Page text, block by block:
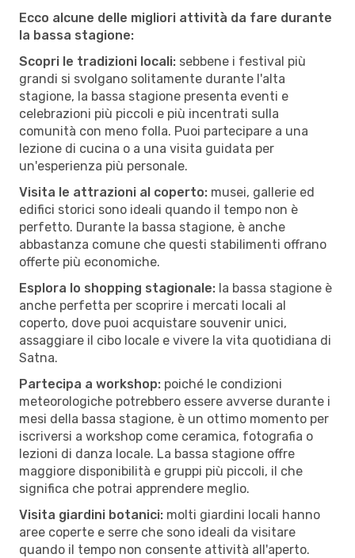
Ecco alcune delle migliori attività da fare durante
la bassa stagione:
Scopri le tradizioni locali: sebbene i festival più
grandi si svolgano solitamente durante l'alta
stagione, la bassa stagione presenta eventi e
celebrazioni più piccoli e più incentrati sulla
comunità con meno folla. Puoi partecipare a una
lezione di cucina o a una visita guidata per
un'esperienza più personale.
Visita le attrazioni al coperto: musei, gallerie ed
edifici storici sono ideali quando il tempo non è
perfetto. Durante la bassa stagione, è anche
abbastanza comune che questi stabilimenti offrano
offerte più economiche.
Esplora lo shopping stagionale: la bassa stagione è
anche perfetta per scoprire i mercati locali al
coperto, dove puoi acquistare souvenir unici,
assaggiare il cibo locale e vivere la vita quotidiana di
Satna.
Partecipa a workshop: poiché le condizioni
meteorologiche potrebbero essere avverse durante i
mesi della bassa stagione, è un ottimo momento per
iscriversi a workshop come ceramica, fotografia o
lezioni di danza locale. La bassa stagione offre
maggiore disponibilità e gruppi più piccoli, il che
significa che potrai apprendere meglio.
Visita giardini botanici: molti giardini locali hanno
aree coperte e serre che sono ideali da visitare
quando il tempo non consente attività all'aperto.